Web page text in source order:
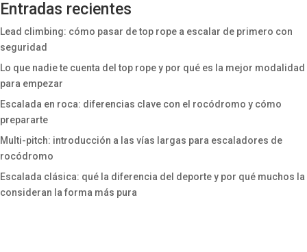
Entradas recientes
Lead climbing: cómo pasar de top rope a escalar de primero con
seguridad
Lo que nadie te cuenta del top rope y por qué es la mejor modalidad
para empezar
Escalada en roca: diferencias clave con el rocódromo y cómo
prepararte
Multi-pitch: introducción a las vías largas para escaladores de
rocódromo
Escalada clásica: qué la diferencia del deporte y por qué muchos la
consideran la forma más pura